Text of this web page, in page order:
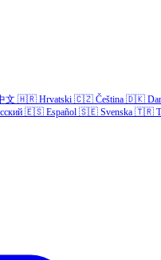
文 🇭🇷 Hrvatski 🇨🇿 Čeština 🇩🇰
🇪🇸 Español 🇸🇪 Svenska 🇹🇷